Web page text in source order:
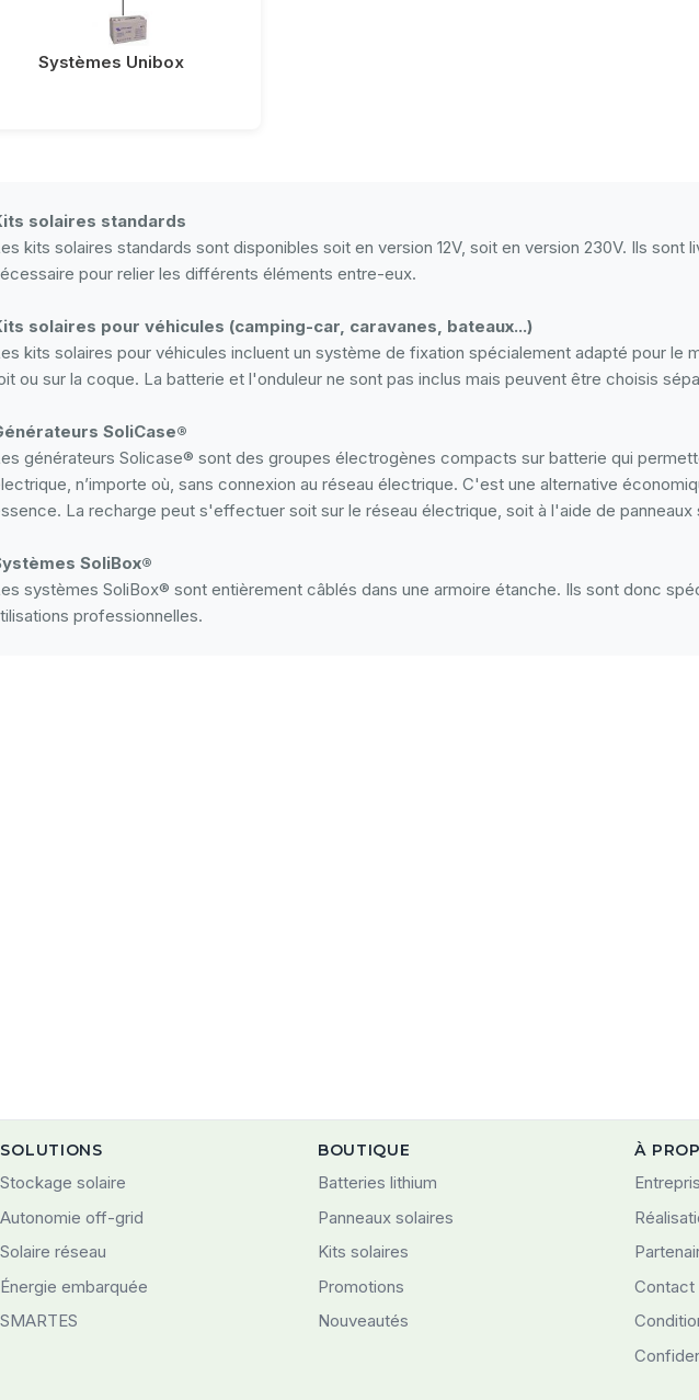
Systèmes Unibox
solaires standards
kits solaires standards sont disponibles soit en version 12V, soit en version 230V. Ils sont
pour relier les différents éléments entre-eux.
solaires pour véhicules (camping-car, caravanes, bateaux...)
kits solaires pour véhicules incluent un système de fixation spécialement adapté pour le
ou sur la coque. La batterie et l'onduleur ne sont pas inclus mais peuvent être choisis
SoliCase®
générateurs Solicase® sont des groupes électrogènes compacts sur batterie qui
n’importe où, sans connexion au réseau électrique. C'est une alternative
La recharge peut s'effectuer soit sur le réseau électrique, soit à l'aide de panneaux
SoliBox®
systèmes SoliBox® sont entièrement câblés dans une armoire étanche. Ils sont donc
professionnelles.
SOLUTIONS
Stockage solaire
Autonomie off-grid
Solaire réseau
Énergie embarquée
SMARTES
BOUTIQUE
Batteries lithium
Panneaux solaires
Kits solaires
Promotions
Nouveautés
À
Contact